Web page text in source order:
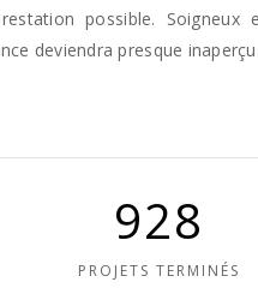
possible. Soigneux
deviendra presque
928
PROJETS TERMINÉS